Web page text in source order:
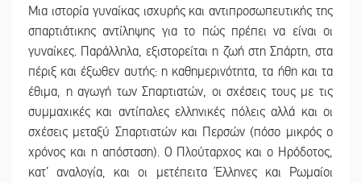
Μια ιστορία γυναίκας ισχυρής και αντιπροσωπευτικής της
σπαρτιάτικης αντίληψης για το πώς πρέπει να είναι οι
γυναίκες. Παράλληλα, εξιστορείται η ζωή στη Σπάρτη, στα
πέριξ και έξωθεν αυτής: η καθημερινότητα, τα ήθη και τα
έθιμα, η αγωγή των Σπαρτιατών, οι σχέσεις τους με τις
συμμαχικές και αντίπαλες ελληνικές πόλεις αλλά και οι
σχέσεις μεταξύ Σπαρτιατών και Περσών (πόσο μικρός ο
χρόνος και η απόσταση). Ο Πλούταρχος και ο Ηρόδοτος,
κατ’ αναλογία, και οι μετέπειτα Έλληνες και Ρωμαίοι